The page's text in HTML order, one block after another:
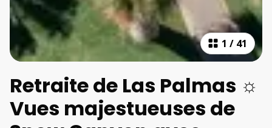
1 / 41
Retraite de Las Palmas ☼
Vues majestueuses de